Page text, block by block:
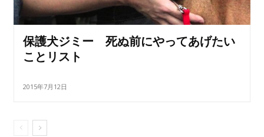
保護犬ジミー 死ぬ前にやってあげたい
ことリスト
2015年7月12日